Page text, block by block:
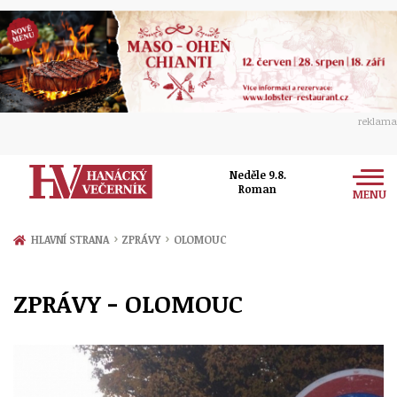
reklama
Neděle 9.8.
Roman
MENU
Zprávy
Politika
Ekonomika
Kultura
Společnost
HLAVNÍ STRANA › ZPRÁVY › OLOMOUC
ZPRÁVY - OLOMOUC